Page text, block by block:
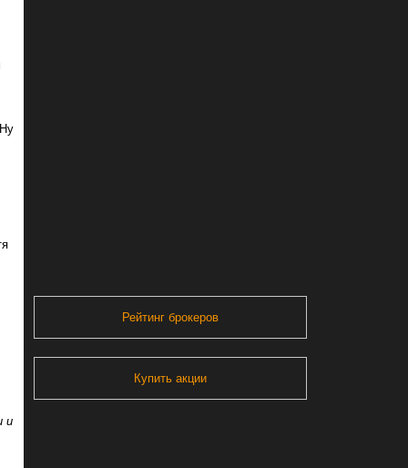
и
Рейтинг брокеров
Купить акции